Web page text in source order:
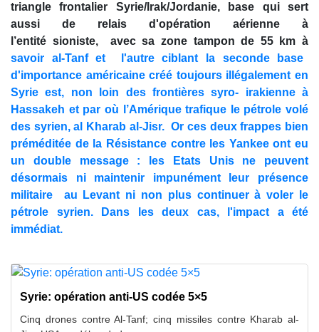
triangle frontalier Syrie/Irak/Jordanie, base qui sert
aussi de relais d'opération aérienne à
l’entité sioniste, avec sa zone tampon de 55 km à
savoir al-Tanf et l'autre ciblant la seconde base
d'importance américaine créé toujours illégalement en
Syrie est, non loin des frontières syro- irakienne à
Hassakeh et par où l’Amérique trafique le pétrole volé
des syrien, al Kharab al-Jisr. Or ces deux frappes bien
préméditée de la Résistance contre les Yankee ont eu
un double message : les Etats Unis ne peuvent
désormais ni maintenir impunément leur présence
militaire au Levant ni non plus continuer à voler le
pétrole syrien. Dans les deux cas, l'impact a été
immédiat.
Syrie: opération anti-US codée 5×5
Cinq drones contre Al-Tanf; cinq missiles contre Kharab al-